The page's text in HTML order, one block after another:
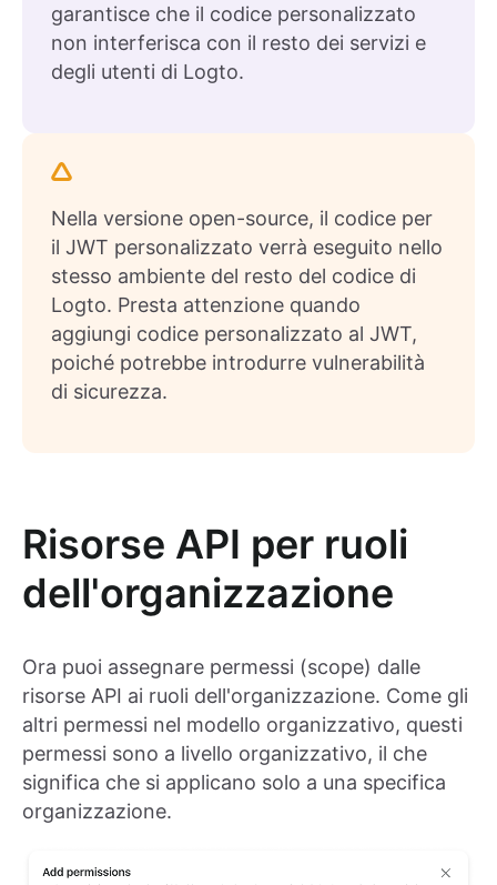
garantisce che il codice personalizzato
non interferisca con il resto dei servizi e
degli utenti di Logto.
Nella versione open-source, il codice per
il JWT personalizzato verrà eseguito nello
stesso ambiente del resto del codice di
Logto. Presta attenzione quando
aggiungi codice personalizzato al JWT,
poiché potrebbe introdurre vulnerabilità
di sicurezza.
Risorse API per ruoli
dell'organizzazione
Ora puoi assegnare permessi (scope) dalle
risorse API ai ruoli dell'organizzazione. Come gli
altri permessi nel modello organizzativo, questi
permessi sono a livello organizzativo, il che
significa che si applicano solo a una specifica
organizzazione.